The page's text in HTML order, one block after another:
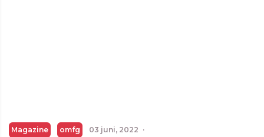
Magazine omfg 03 juni, 2022 ·